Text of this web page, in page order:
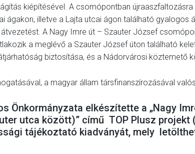
kiépítésével. A csomópontban újraaszfaltozásra
ágakon, illetve a Lajta utcai ágon található gyalogos
A Nagy Imre út – Szauter József
a meglévő a Szauter József úton található
biztosítása, és a Nádorvárosi köztemető
a magyar állam társfinanszírozásával
Önkormányzata elkészítette a „Nagy
utca között)” című TOP Plusz projekt
tájékoztató kiadványát, mely